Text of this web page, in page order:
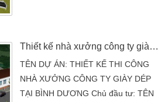
Phương Đông đẹp hiện đại với diện
tích xây dựng khoảng tầm hơn
3200m2 do chủ đầu tư anh Thiện tại
tỉnh Long An, dự tính sẽ thi công đầu
Thiết kế nhà xưởng công ty giày dép
TÊN DỰ ÁN: THIẾT KẾ THI CÔNG
NHÀ XƯỞNG CÔNG TY GIÀY DÉP
TẠI BÌNH DƯƠNG Chủ đầu tư: TÊN